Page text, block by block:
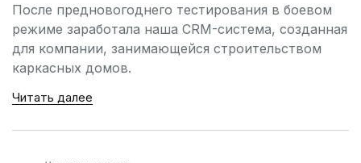
После предновогоднего тестирования в боевом
режиме заработала наша CRM-система, созданная
для компании, занимающейся строительством
каркасных домов.
Читать далее